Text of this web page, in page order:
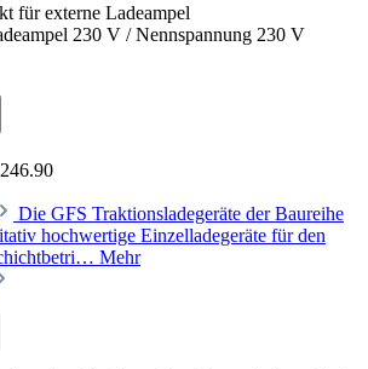
für externe Ladeampel
230 V / Nennspannung 230 V
Die GFS Traktionsladegeräte der Baureihe
hochwertige Einzelladegeräte für den
Mehr